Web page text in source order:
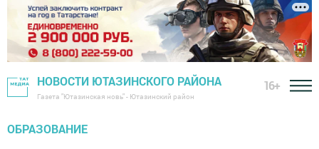
НОВОСТИ ЮТАЗИНСКОГО РАЙОНА
Газета "Ютазинская новь" - Ютазинский район
16+
ОБРАЗОВАНИЕ